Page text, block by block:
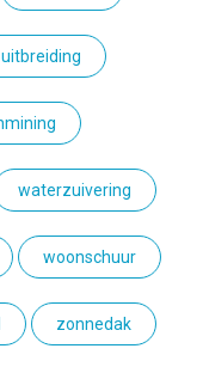
uitbreiding
waterzuivering
woonschuur
zonnedak